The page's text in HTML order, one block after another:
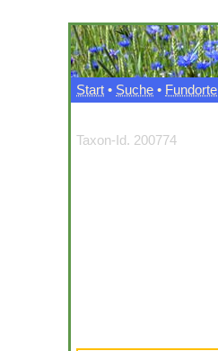
Start • Suche • Fundorte
Taxon-Id. 200774